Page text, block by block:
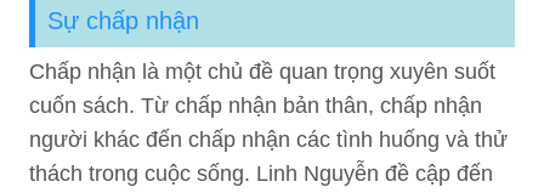
Sự chấp nhận
Chấp nhận là một chủ đề quan trọng xuyên suốt
cuốn sách. Từ chấp nhận bản thân, chấp nhận
người khác đến chấp nhận các tình huống và thử
thách trong cuộc sống. Linh Nguyễn đề cập đến